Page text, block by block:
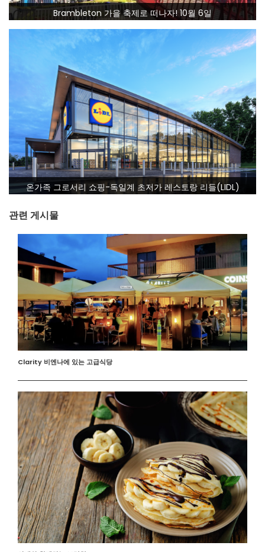
Brambleton 가을 축제로 떠나자! 10월 6일
온가족 그로서리 쇼핑-독일계 초저가 레스토랑 리들(LIDL)
관련 게시물
Clarity 비엔나에 있는 고급식당